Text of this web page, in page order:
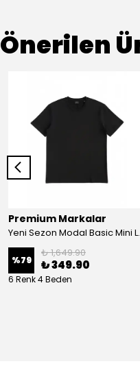
Önerilen
Premium Markalar
Yeni
%79
₺ 1,649.90
₺ 349.90
6 Renk 4 Beden